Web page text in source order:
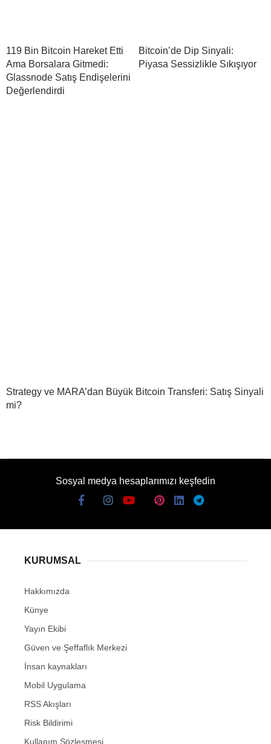
119 Bin Bitcoin Hareket Etti
Ama Borsalara Gitmedi:
Glassnode Satış Endişelerini
Değerlendirdi
Bitcoin’de Dip Sinyali:
Piyasa Sessizlikle Sıkışıyor
Strategy ve MARA’dan Büyük Bitcoin Transferi: Satış Sinyali
mi?
Sosyal medya hesaplarımızı keşfedin
KURUMSAL
Hakkımızda
Künye
Yayın Ekibi
Güven ve Şeffaflık Merkezi
İnsan kaynakları
Mobil Uygulama
RSS Akışları
Risk Bildirimi
Kullanım Sözleşmesi